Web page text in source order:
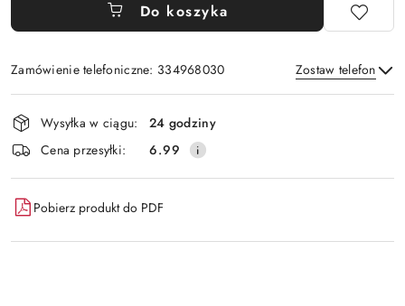
Do koszyka
Zamówienie telefoniczne: 334968030 Zostaw telefon
Wyślij
Dostępność
i
dostawa
Wysyłka w ciągu:
24 godziny
Cena przesyłki:
6.99
Pobierz produkt do PDF